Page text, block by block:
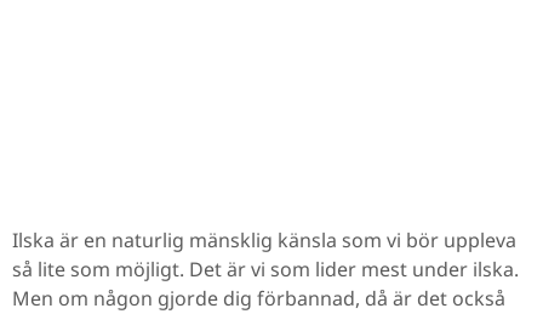
Ilska är en naturlig mänsklig känsla som vi bör uppleva
så lite som möjligt. Det är vi som lider mest under ilska.
Men om någon gjorde dig förbannad, då är det också